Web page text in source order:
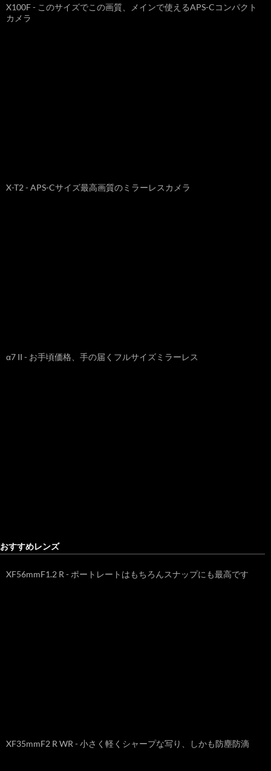
X100F - このサイズでこの画質、メインで使えるAPS-Cコンパクト
カメラ
X-T2 - APS-Cサイズ最高画質のミラーレスカメラ
α7 II - お手頃価格、手の届くフルサイズミラーレス
おすすめレンズ
XF56mmF1.2 R - ポートレートはもちろんスナップにも最高です
XF35mmF2 R WR - 小さく軽くシャープな写り、しかも防塵防滴